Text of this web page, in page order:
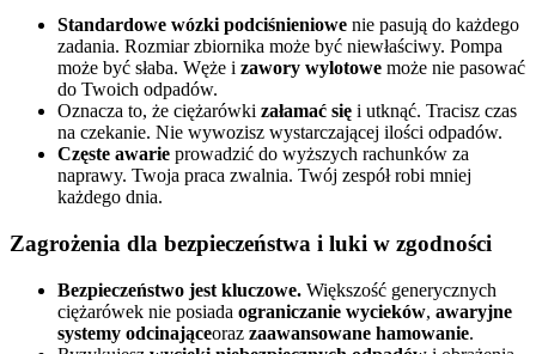
Standardowe wózki podciśnieniowe nie pasują do każdego
zadania. Rozmiar zbiornika może być niewłaściwy. Pompa
może być słaba. Węże i zawory wylotowe może nie pasować
do Twoich odpadów.
Oznacza to, że ciężarówki załamać się i utknąć. Tracisz czas
na czekanie. Nie wywozisz wystarczającej ilości odpadów.
Częste awarie prowadzić do wyższych rachunków za
naprawy. Twoja praca zwalnia. Twój zespół robi mniej
każdego dnia.
Zagrożenia dla bezpieczeństwa i luki w zgodności
Bezpieczeństwo jest kluczowe. Większość generycznych
ciężarówek nie posiada ograniczanie wycieków, awaryjne
systemy odcinająceoraz zaawansowane hamowanie.